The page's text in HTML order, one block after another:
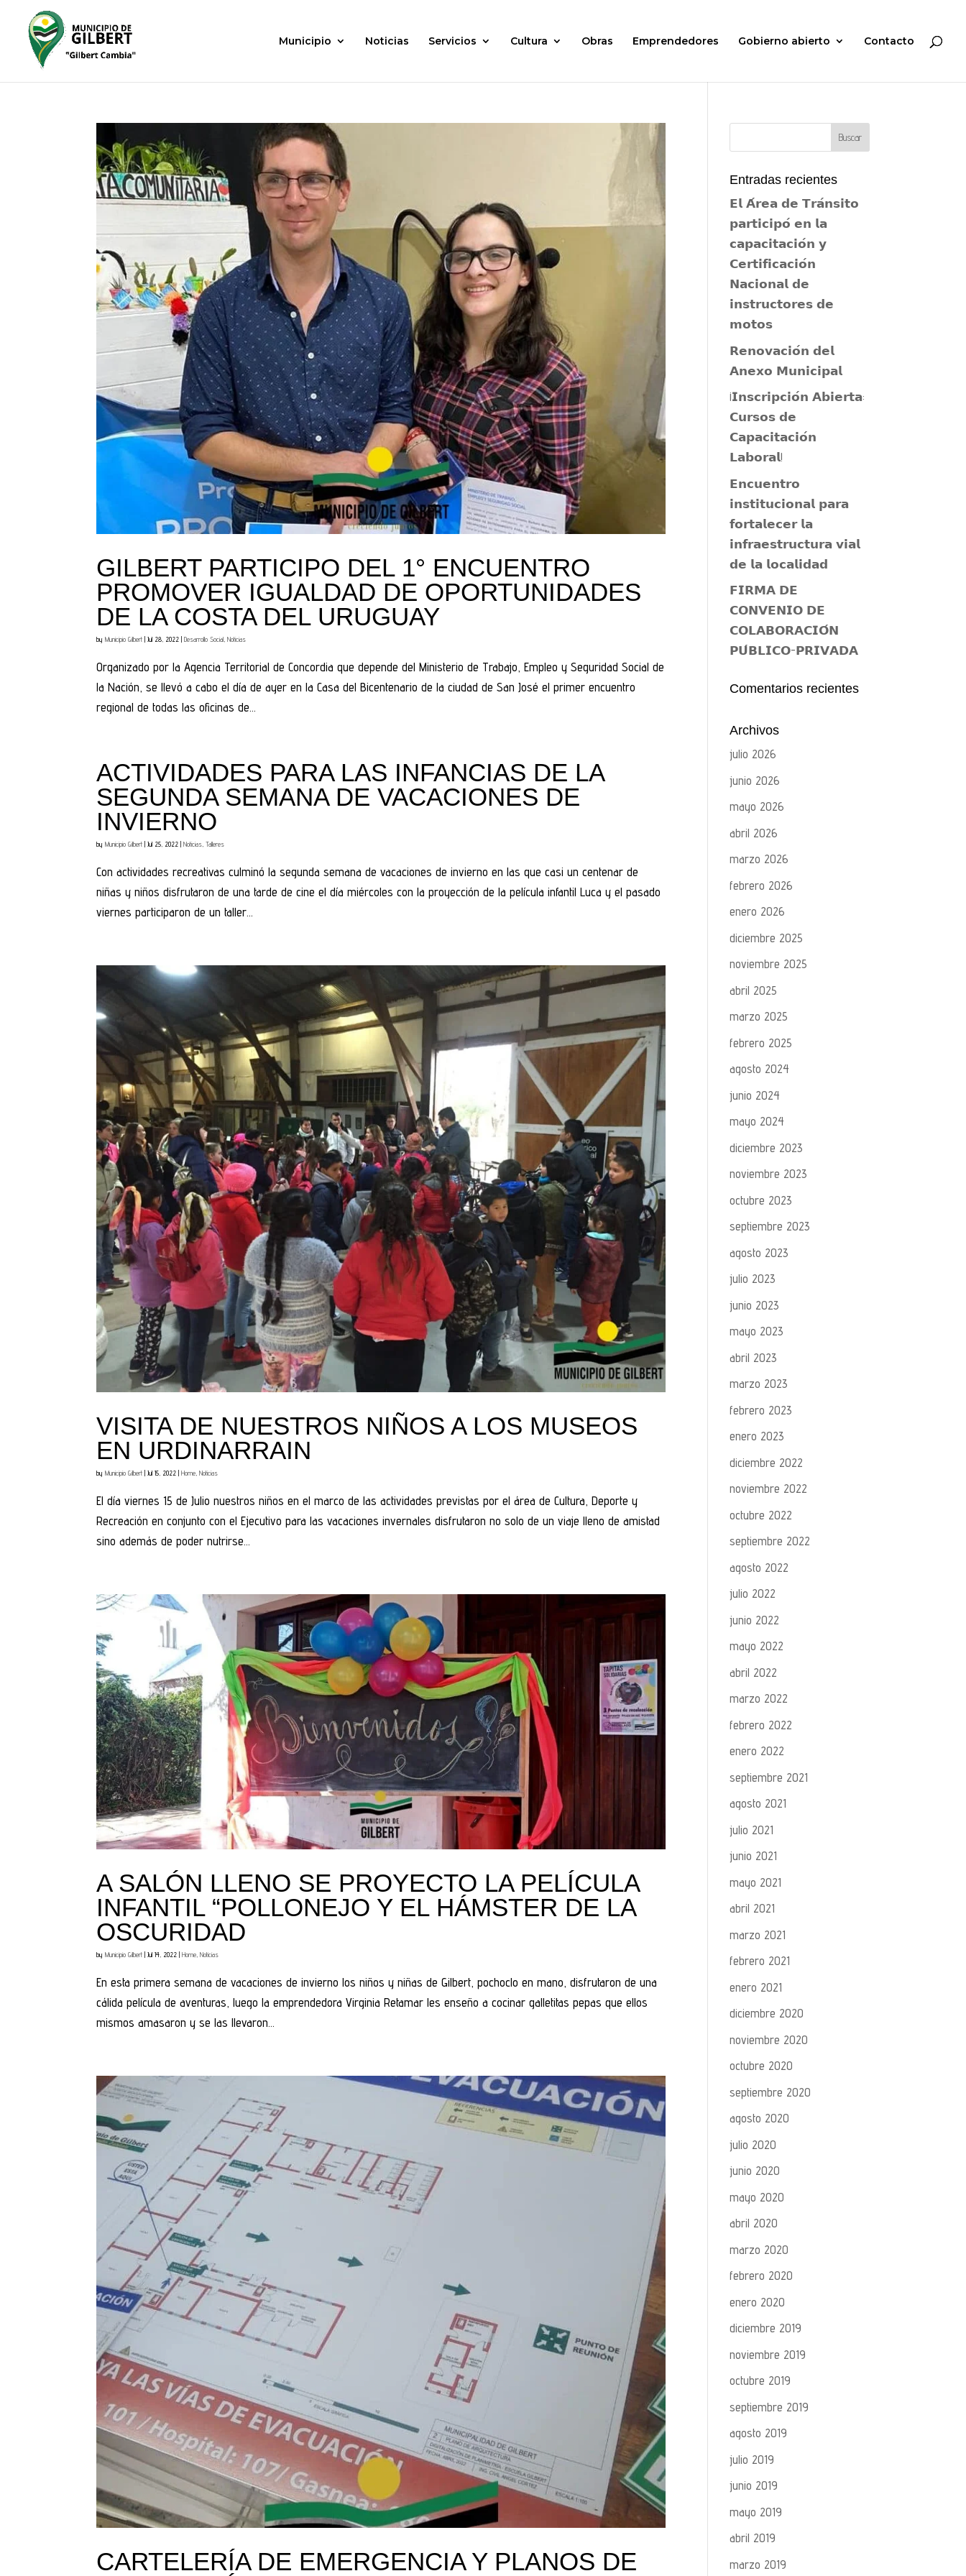
Municipio Noticias Servicios Cultura Obras Emprendedores Gobierno abierto Contacto
GILBERT PARTICIPO DEL 1° ENCUENTRO
PROMOVER IGUALDAD DE OPORTUNIDADES
DE LA COSTA DEL URUGUAY
byMunicipio Gilbert |Jul 28, 2022 |Desarrollo Social ,Noticias
Organizado por la Agencia Territorial de Concordia que depende del Ministerio de Trabajo, Empleo y Seguridad Social de
la Nación, se llevó a cabo el día de ayer en la Casa del Bicentenario de la ciudad de San José el primer encuentro
regional de todas las oficinas de...
ACTIVIDADES PARA LAS INFANCIAS DE LA
SEGUNDA SEMANA DE VACACIONES DE
INVIERNO
byMunicipio Gilbert |Jul 25, 2022 |Noticias ,Talleres
Con actividades recreativas culminó la segunda semana de vacaciones de invierno en las que casi un centenar de
niñas y niños disfrutaron de una tarde de cine el día miércoles con la proyección de la película infantil Luca y el pasado
viernes participaron de un taller...
VISITA DE NUESTROS NIÑOS A LOS MUSEOS
EN URDINARRAIN
byMunicipio Gilbert |Jul 15, 2022 |Home ,Noticias
El día viernes 15 de Julio nuestros niños en el marco de las actividades previstas por el área de Cultura, Deporte y
Recreación en conjunto con el Ejecutivo para las vacaciones invernales disfrutaron no solo de un viaje lleno de amistad
sino además de poder nutrirse...
A SALÓN LLENO SE PROYECTO LA PELÍCULA
INFANTIL “POLLONEJO Y EL HÁMSTER DE LA
OSCURIDAD
byMunicipio Gilbert |Jul 14, 2022 |Home ,Noticias
En esta primera semana de vacaciones de invierno los niños y niñas de Gilbert, pochoclo en mano, disfrutaron de una
cálida película de aventuras, luego la emprendedora Virginia Retamar les enseño a cocinar galletitas pepas que ellos
mismos amasaron y se las llevaron...
CARTELERÍA DE EMERGENCIA Y PLANOS DE
Entradas recientes
𝗘𝗹 𝗔́𝗿𝗲𝗮 𝗱𝗲 𝗧𝗿𝗮́𝗻𝘀𝗶𝘁𝗼
𝗽𝗮𝗿𝘁𝗶𝗰𝗶𝗽𝗼́ 𝗲𝗻 𝗹𝗮
𝗰𝗮𝗽𝗮𝗰𝗶𝘁𝗮𝗰𝗶𝗼́𝗻 𝘆
𝗖𝗲𝗿𝘁𝗶𝗳𝗶𝗰𝗮𝗰𝗶𝗼́𝗻
𝗡𝗮𝗰𝗶𝗼𝗻𝗮𝗹 𝗱𝗲
𝗶𝗻𝘀𝘁𝗿𝘂𝗰𝘁𝗼𝗿𝗲𝘀 𝗱𝗲
𝗺𝗼𝘁𝗼𝘀
𝗥𝗲𝗻𝗼𝘃𝗮𝗰𝗶𝗼́𝗻 𝗱𝗲𝗹
𝗔𝗻𝗲𝘅𝗼 𝗠𝘂𝗻𝗶𝗰𝗶𝗽𝗮𝗹
¡𝗜𝗻𝘀𝗰𝗿𝗶𝗽𝗰𝗶𝗼́𝗻 𝗔𝗯𝗶𝗲𝗿𝘁𝗮:
𝗖𝘂𝗿𝘀𝗼𝘀 𝗱𝗲
𝗖𝗮𝗽𝗮𝗰𝗶𝘁𝗮𝗰𝗶𝗼́𝗻
𝗟𝗮𝗯𝗼𝗿𝗮𝗹!
𝗘𝗻𝗰𝘂𝗲𝗻𝘁𝗿𝗼
𝗶𝗻𝘀𝘁𝗶𝘁𝘂𝗰𝗶𝗼𝗻𝗮𝗹 𝗽𝗮𝗿𝗮
𝗳𝗼𝗿𝘁𝗮𝗹𝗲𝗰𝗲𝗿 𝗹𝗮
𝗶𝗻𝗳𝗿𝗮𝗲𝘀𝘁𝗿𝘂𝗰𝘁𝘂𝗿𝗮 𝘃𝗶𝗮𝗹
𝗱𝗲 𝗹𝗮 𝗹𝗼𝗰𝗮𝗹𝗶𝗱𝗮𝗱
𝗙𝗜𝗥𝗠𝗔 𝗗𝗘
𝗖𝗢𝗡𝗩𝗘𝗡𝗜𝗢 𝗗𝗘
𝗖𝗢𝗟𝗔𝗕𝗢𝗥𝗔𝗖𝗜𝗢́𝗡
𝗣𝗨́𝗕𝗟𝗜𝗖𝗢-𝗣𝗥𝗜𝗩𝗔𝗗𝗔
Comentarios recientes
Archivos
julio 2026
junio 2026
mayo 2026
abril 2026
marzo 2026
febrero 2026
enero 2026
diciembre 2025
noviembre 2025
abril 2025
marzo 2025
febrero 2025
agosto 2024
junio 2024
mayo 2024
diciembre 2023
noviembre 2023
octubre 2023
septiembre 2023
agosto 2023
julio 2023
junio 2023
mayo 2023
abril 2023
marzo 2023
febrero 2023
enero 2023
diciembre 2022
noviembre 2022
octubre 2022
septiembre 2022
agosto 2022
julio 2022
junio 2022
mayo 2022
abril 2022
marzo 2022
febrero 2022
enero 2022
septiembre 2021
agosto 2021
julio 2021
junio 2021
mayo 2021
abril 2021
marzo 2021
febrero 2021
enero 2021
diciembre 2020
noviembre 2020
octubre 2020
septiembre 2020
agosto 2020
julio 2020
junio 2020
mayo 2020
abril 2020
marzo 2020
febrero 2020
enero 2020
diciembre 2019
noviembre 2019
octubre 2019
septiembre 2019
agosto 2019
julio 2019
junio 2019
mayo 2019
abril 2019
marzo 2019